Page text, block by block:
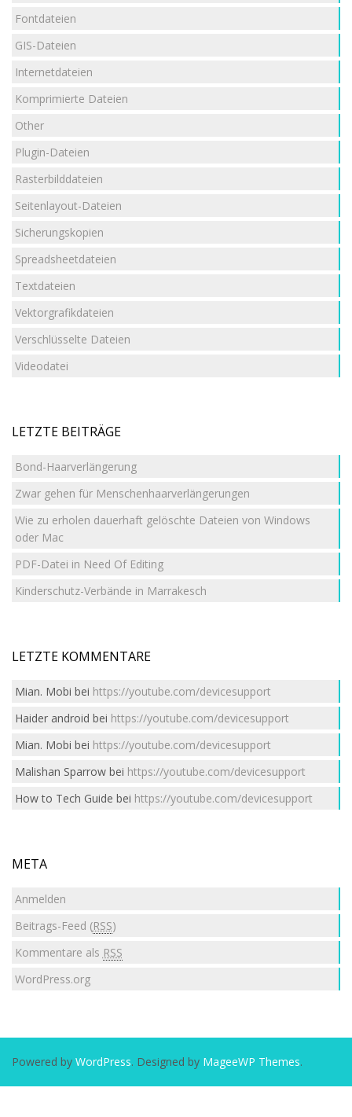
Fontdateien
GIS-Dateien
Internetdateien
Komprimierte Dateien
Other
Plugin-Dateien
Rasterbilddateien
Seitenlayout-Dateien
Sicherungskopien
Spreadsheetdateien
Textdateien
Vektorgrafikdateien
Verschlüsselte Dateien
Videodatei
LETZTE BEITRÄGE
Bond-Haarverlängerung
Zwar gehen für Menschenhaarverlängerungen
Wie zu erholen dauerhaft gelöschte Dateien von Windows
oder Mac
PDF-Datei in Need Of Editing
Kinderschutz-Verbände in Marrakesch
LETZTE KOMMENTARE
Mian. Mobi bei https://youtube.com/devicesupport
Haider android bei https://youtube.com/devicesupport
Mian. Mobi bei https://youtube.com/devicesupport
Malishan Sparrowbei https://youtube.com/devicesupport
How to Tech Guide bei https://youtube.com/devicesupport
META
Anmelden
Beitrags-Feed (RSS)
Kommentare als RSS
WordPress.org
Powered by WordPress. Designed by MageeWP Themes.